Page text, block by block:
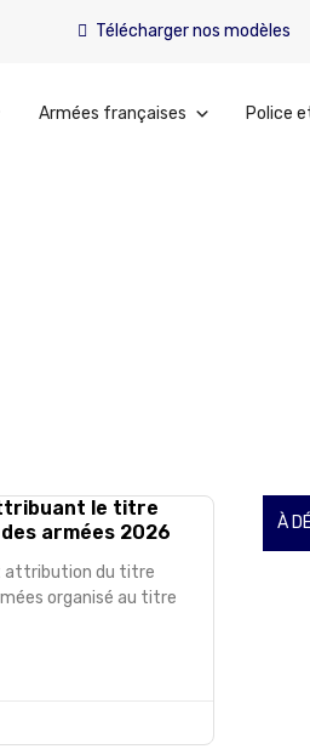
Télécharger nos modèles
Armées françaises Police
le titre
armées 2026
attribution du titre
organisé au titre
À